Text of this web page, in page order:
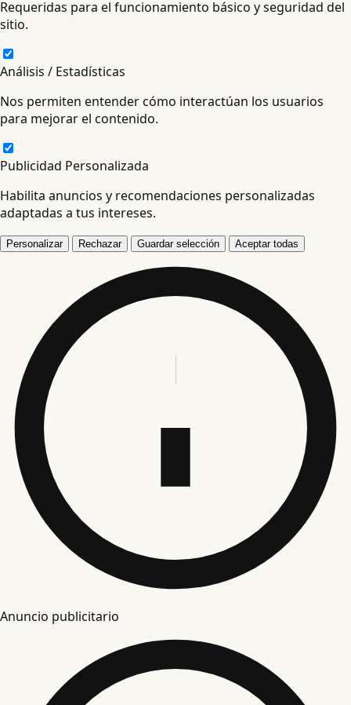
Requeridas para el funcionamiento básico y seguridad del
sitio.
Análisis / Estadísticas
Nos permiten entender cómo interactúan los usuarios
para mejorar el contenido.
Publicidad Personalizada
Habilita anuncios y recomendaciones personalizadas
adaptadas a tus intereses.
Personalizar Rechazar Guardar selección Aceptar todas
Anuncio publicitario